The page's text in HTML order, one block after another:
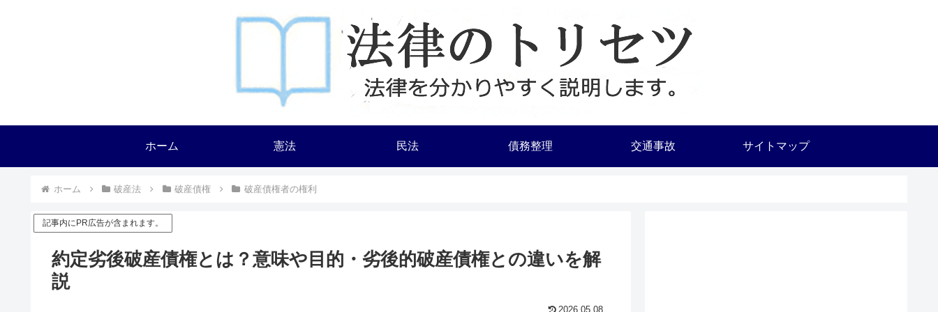
ホーム 憲法 民法 債務整理 交通事故 サイトマップ
ホーム 破産法 破産債権 破産債権者の権利
記事内にPR広告が含まれます。
約定劣後破産債権とは？意味や目的・劣後的破産債権との違いを解
説
2026.05.08